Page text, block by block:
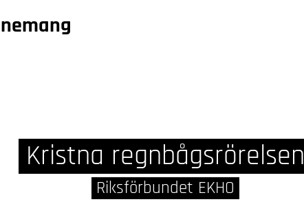
Kristna regnbågsrörelsen
Riksförbundet EKHO